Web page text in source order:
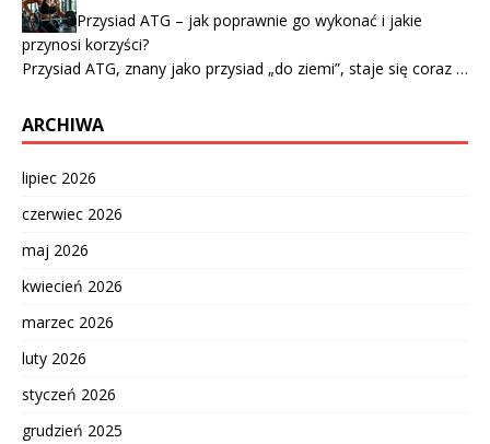
Przysiad ATG – jak poprawnie go wykonać i jakie
przynosi korzyści?
Przysiad ATG, znany jako przysiad „do ziemi”, staje się coraz …
ARCHIWA
lipiec 2026
czerwiec 2026
maj 2026
kwiecień 2026
marzec 2026
luty 2026
styczeń 2026
grudzień 2025